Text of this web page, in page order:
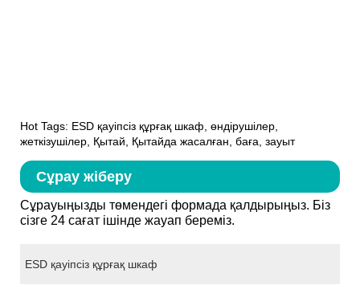
Hot Tags: ESD қауіпсіз құрғақ шкаф, өндірушілер,
жеткізушілер, Қытай, Қытайда жасалған, баға, зауыт
Сұрау жіберу
Сұрауыңызды төмендегі формада қалдырыңыз. Біз
сізге 24 сағат ішінде жауап береміз.